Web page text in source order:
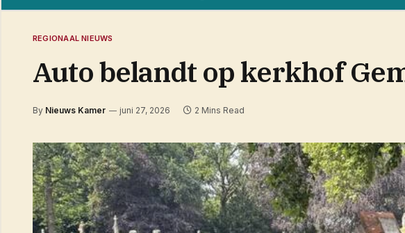
REGIONAAL NIEUWS
Auto belandt op kerkhof
By Nieuws Kamer juni 27, 2026 2 Mins Read